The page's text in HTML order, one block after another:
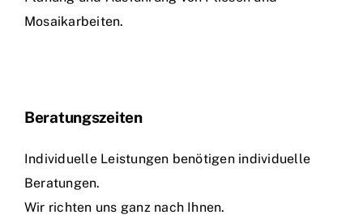
Mosaikarbeiten.
Beratungszeiten
Individuelle Leistungen benötigen individuelle
Beratungen.
Wir richten uns ganz nach Ihnen.